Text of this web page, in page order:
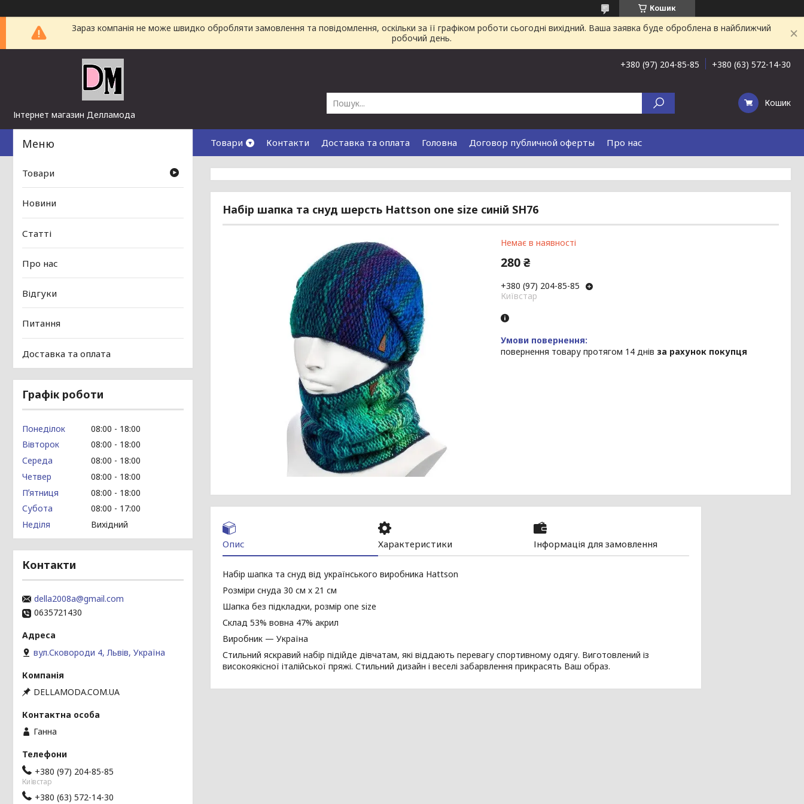
Кошик
Зараз компанія не може швидко обробляти замовлення та повідомлення, оскільки за її графіком роботи сьогодні вихідний. Ваша заявка буде оброблена в найближчий
робочий день.
Інтернет магазин Делламода
+380 (97) 204-85-85 +380 (63) 572-14-30
Кошик
Товари Контакти Доставка та оплата Головна Договор публичной оферты Про нас
Набір шапка та снуд шерсть Hattson one size синій SH76
Немає в наявності
280 ₴
+380 (97) 204-85-85
Київстар
повернення товару протягом 14 днів за рахунок покупця
Опис Характеристики Інформація для замовлення
Набір шапка та снуд від українського виробника Hattson
Розміри снуда 30 см х 21 см
Шапка без підкладки, розмір one size
Склад 53% вовна 47% акрил
Виробник — Україна
Стильний яскравий набір підійде дівчатам, які віддають перевагу спортивному одягу. Виготовлений із
високоякісної італійської пряжі. Стильний дизайн і веселі забарвлення прикрасять Ваш образ.
Товари
Новини
Статті
Про нас
Відгуки
Питання
Доставка та оплата
Графік роботи
Понеділок 08:00
18:00
Вівторок
08:00
18:00
Середа
08:00
18:00
Четвер
08:00
18:00
Пʼятниця
08:00
18:00
Субота
08:00
17:00
Неділя
Вихідний
Контакти
della2008a@gmail.com
0635721430
вул.Сковороди 4, Львів, Україна
DELLAMODA.COM.UA
Ганна
+380 (97) 204-85-85
Київстар
+380 (63) 572-14-30